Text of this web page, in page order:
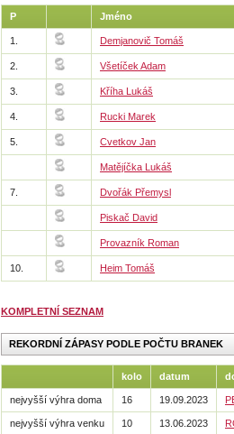
P Jméno
1. Demjanovič Tomáš
2. Všetíček Adam
3. Kříha Lukáš
4. Rucki Marek
5. Cvetkov Jan
Matějíčka Lukáš
7. Dvořák Přemysl
Piskač David
Provazník Roman
10. Heim Tomáš
KOMPLETNÍ SEZNAM
REKORDNÍ ZÁPASY PODLE POČTU BRANEK
kolo datum
nejvyšší výhra doma 16 19.09.2023
nejvyšší výhra venku 10 13.06.2023